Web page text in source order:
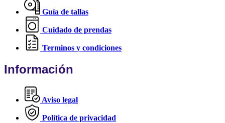
Guía de tallas
Cuidado de prendas
Terminos y condiciones
Información
Aviso legal
Política de privacidad